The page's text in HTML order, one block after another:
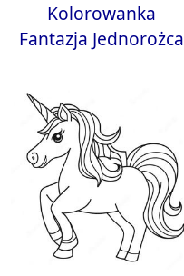
Kolorowanka
Fantazja Jednorożca